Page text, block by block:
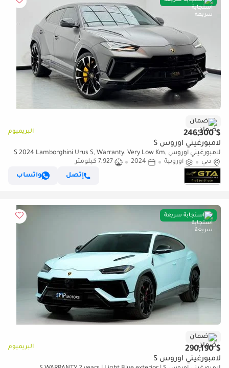
ضمان
$ 246,300 البريميوم
لامبورغيني اوروس S
لامبورغيني اوروس S 2024 Lamborghini Urus S, Warranty, Very Low Km,
Fully Loaded, Excellent Condition, European
دبي أوروبية 2024
7,927 كيلومتر
إتصل
واتساب
استجابة سريعة
ضمان
$ 290,190 البريميوم
لامبورغيني اوروس S